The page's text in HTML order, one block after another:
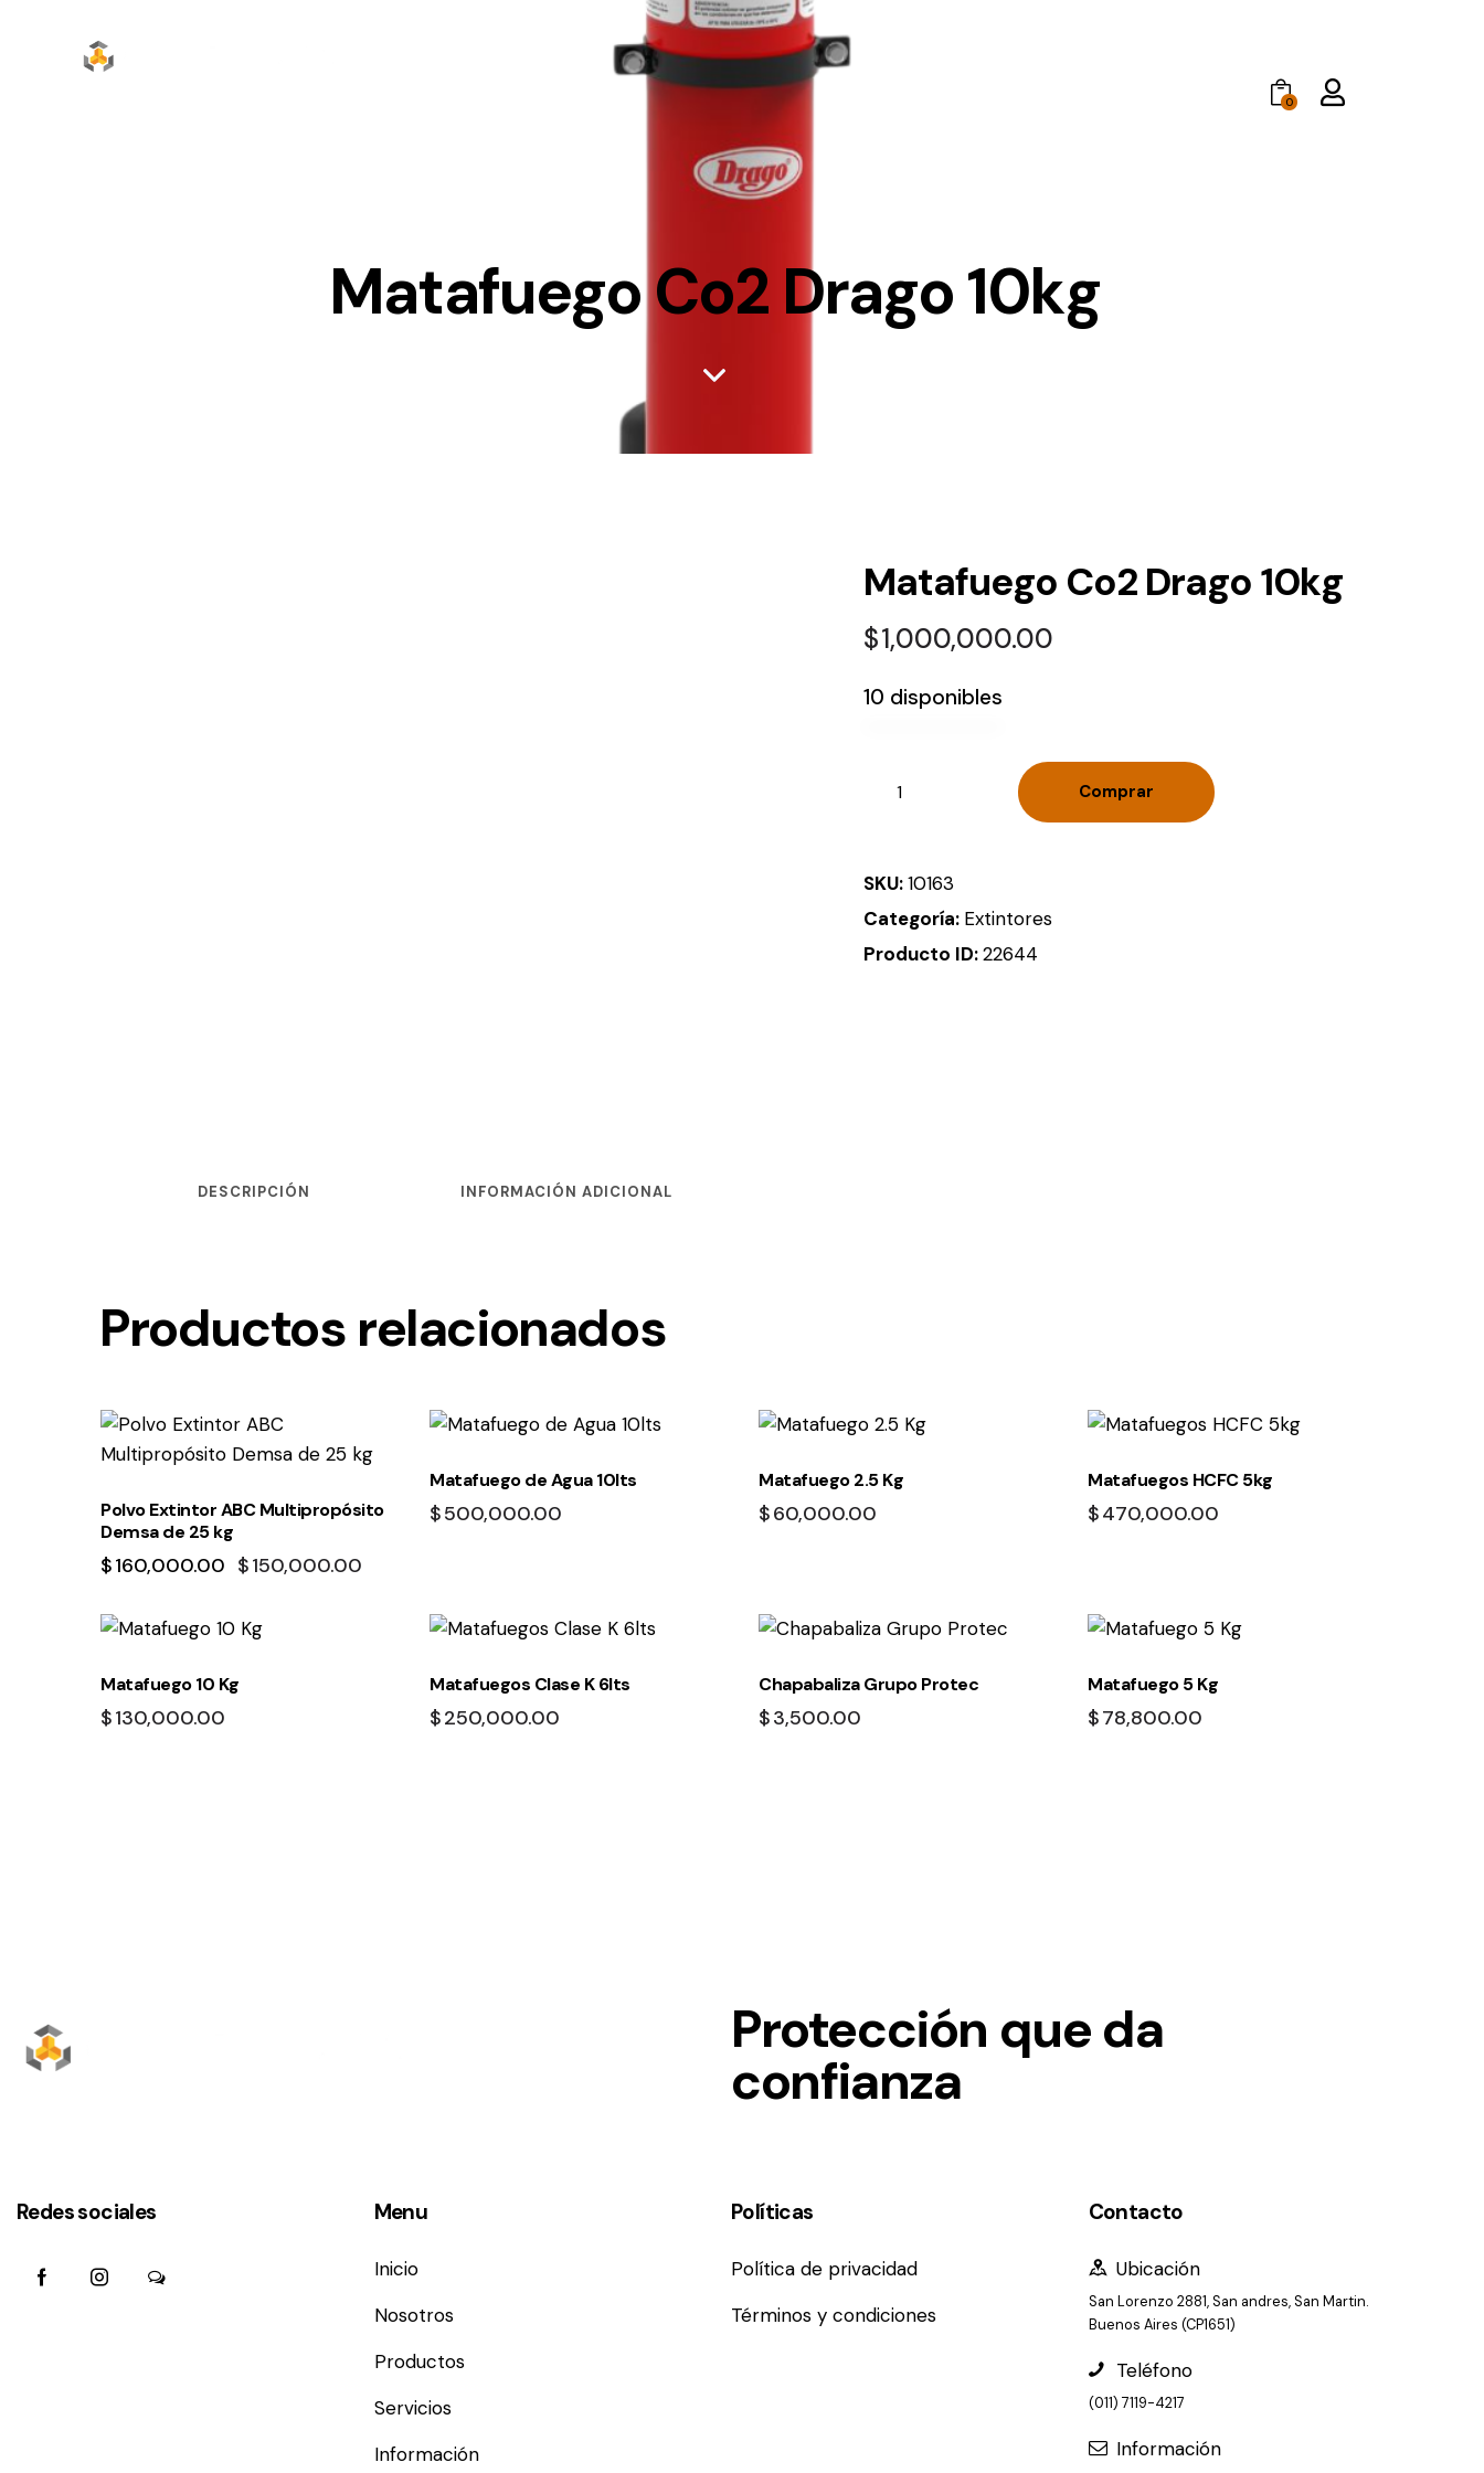
0
Matafuego Co2 Drago 10kg
Matafuego Co2 Drago 10kg
$1,000,000.00
10 disponibles
Comprar
SKU:10163
Categoría: Extintores
Producto ID:22644
DESCRIPCIÓN INFORMACIÓN ADICIONAL
Productos relacionados
-6%
Polvo Extintor ABC Multipropósito
Demsa de 25 kg
$160,000.00 $150,000.00
Matafuego de Agua 10lts
$500,000.00
Matafuego 2.5 Kg
$60,000.00
Matafuegos HCFC 5kg
$470,000.00
Matafuego 10 Kg
$130,000.00
Matafuegos Clase K 6lts
$250,000.00
Chapabaliza Grupo Protec
$3,500.00
Matafuego 5 Kg
$78,800.00
Protección que da
confianza
Redes sociales Menu
Inicio
Nosotros
Productos
Servicios
Información
Políticas
Política de privacidad
Términos y condiciones
Contacto
Ubicación
San Lorenzo 2881, San andres, San Martin.
Buenos Aires (CP1651)
Teléfono
(011) 7119-4217
Información